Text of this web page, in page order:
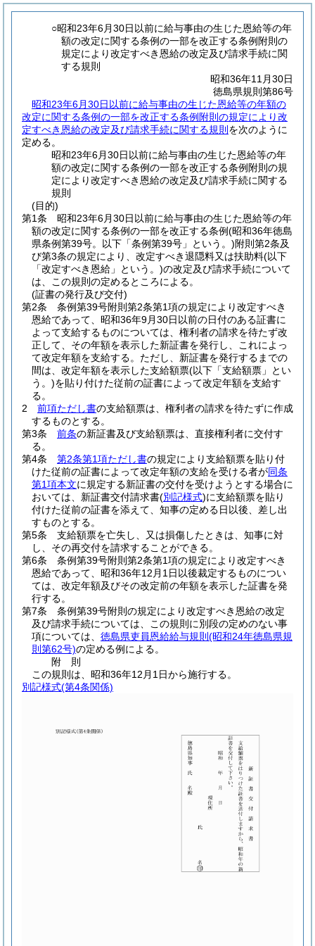
○昭和23年6月30日以前に給与事由の生じた恩給等の年
額の改定に関する条例の一部を改正する条例附則の
規定により改定すべき恩給の改定及び請求手続に関
する規則
昭和36年11月30日
徳島県規則第86号
昭和23年6月30日以前に給与事由の生じた恩給等の年額の
改定に関する条例の一部を改正する条例附則の規定により改
定すべき恩給の改定及び請求手続に関する規則 を次のように
定める。
昭和23年6月30日以前に給与事由の生じた恩給等の年
額の改定に関する条例の一部を改正する条例附則の規
定により改定すべき恩給の改定及び請求手続に関する
規則
(目的)
第1条
昭和23年6月30日以前に給与事由の生じた恩給等の年
額の改定に関する条例の一部を改正する条例(昭和36年徳島
県条例第39号。以下「条例第39号」という。)附則第2条及
び第3条の規定により、改定すべき退隠料又は扶助料(以下
「改定すべき恩給」という。)の改定及び請求手続について
は、この規則の定めるところによる。
(証書の発行及び交付)
第2条
条例第39号附則第2条第1項の規定により改定すべき
恩給であって、昭和36年9月30日以前の日付のある証書に
よって支給するものについては、権利者の請求を待たず改
正して、その年額を表示した新証書を発行し、これによっ
て改定年額を支給する。 ただし、新証書を発行するまでの
間は、改定年額を表示した支給額票(以下「支給額票」とい
う。)を貼り付けた従前の証書によって改定年額を支給す
る。
2
前項ただし書の支給額票は、権利者の請求を待たずに作成
するものとする。
第3条
前条の新証書及び支給額票は、直接権利者に交付す
る。
第4条
第2条第1項ただし書の規定により支給額票を貼り付
けた従前の証書によって改定年額の支給を受ける者が同条
第1項本文に規定する新証書の交付を受けようとする場合に
おいては、新証書交付請求書(別記様式)に支給額票を貼り
付けた従前の証書を添えて、知事の定める日以後、差し出
すものとする。
第5条
支給額票を亡失し、又は損傷したときは、知事に対
し、その再交付を請求することができる。
第6条
条例第39号附則第2条第1項の規定により改定すべき
恩給であって、昭和36年12月1日以後裁定するものについ
ては、改定年額及びその改定前の年額を表示した証書を発
行する。
第7条
条例第39号附則の規定により改定すべき恩給の改定
及び請求手続については、この規則に別段の定めのない事
項については、 徳島県吏員恩給給与規則 (昭和24年徳島県規
則第62号)の定める例による。
附 則
この規則は、昭和36年12月1日から施行する。
別記様式(第4条関係)